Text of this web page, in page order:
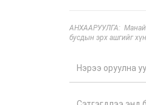
АНХААРУУЛГА: Манай
бусдын эрх ашгийг